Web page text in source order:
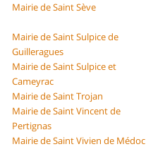
Mairie de Saint Sève
Mairie de Saint Sulpice de
Guilleragues
Mairie de Saint Sulpice et
Cameyrac
Mairie de Saint Trojan
Mairie de Saint Vincent de
Pertignas
Mairie de Saint Vivien de Médoc